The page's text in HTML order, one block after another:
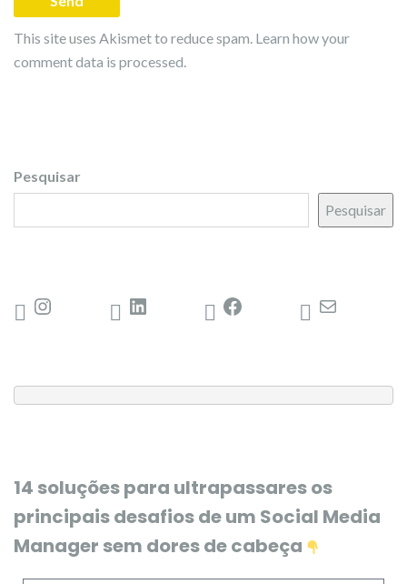
This site uses Akismet to reduce spam. Learn how your
comment data is processed.
Pesquisar
Pesquisar
14 soluções para ultrapassares os
principais desafios de um Social Media
Manager sem dores de cabeça